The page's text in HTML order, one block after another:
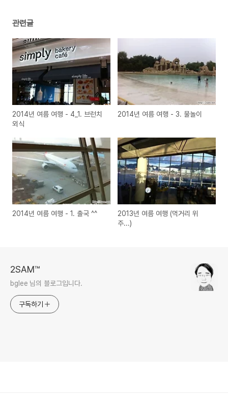
관련글
2014년 여름 여행 - 4_1. 브런치
외식
2014년 여름 여행 - 3. 물놀이
2014년 여름 여행 - 1. 출국 ^^
2013년 여름 여행 (먹거리 위
주...)
2SAM™
bglee 님의 블로그입니다.
구독하기